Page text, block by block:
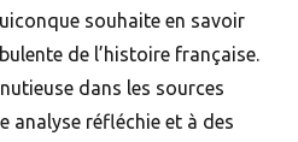
souhaite en savoir
de l’histoire française.
dans les sources
analyse réfléchie et à des